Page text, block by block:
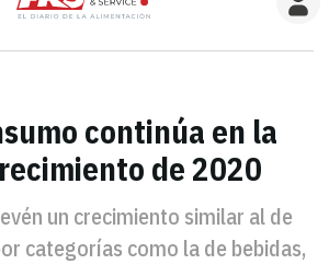
continúa en la
de 2020
un crecimiento similar al de
categorías como la de bebidas,